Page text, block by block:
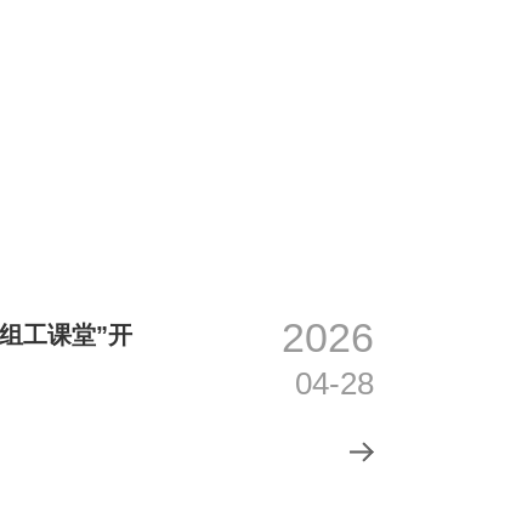
工课堂”开
2026
04-28